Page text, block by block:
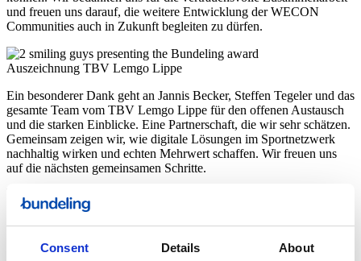
Consent Details About
und freuen uns darauf, die weitere Entwicklung der WECON
Communities auch in Zukunft begleiten zu dürfen.
Auszeichnung TBV Lemgo Lippe
Ein besonderer Dank geht an Jannis Becker, Steffen Tegeler und das
gesamte Team vom TBV Lemgo Lippe für den offenen Austausch
und die starken Einblicke. Eine Partnerschaft, die wir sehr schätzen.
Gemeinsam zeigen wir, wie digitale Lösungen im Sportnetzwerk
nachhaltig wirken und echten Mehrwert schaffen. Wir freuen uns
auf die nächsten gemeinsamen Schritte.
Auszeichnung SV Wehen Wiesbaden
gesamte Team von SV Wehen Wiesbaden für die offene